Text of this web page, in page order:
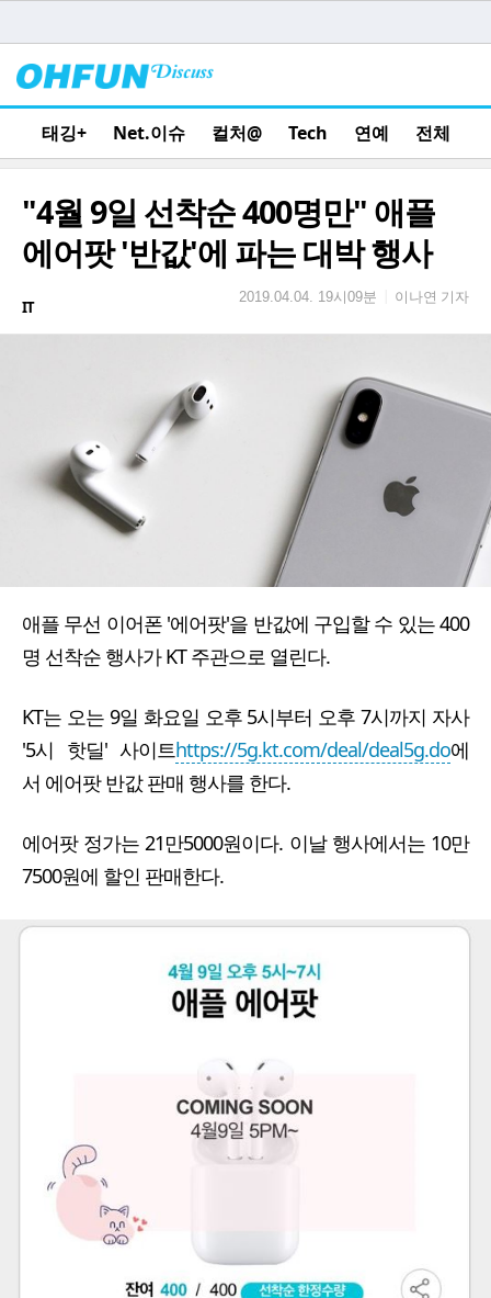
태깅+ Net.이슈 컬처@ Tech 연예 전체
"4월 9일 선착순 400명만" 애플
에어팟 '반값'에 파는 대박 행사
IT
2019.04.04. 19시09분 이나연 기자
애플 무선 이어폰 '에어팟'을 반값에 구입할 수 있는 400
명 선착순 행사가 KT 주관으로 열린다.
KT는 오는 9일 화요일 오후 5시부터 오후 7시까지 자사
'5시 핫딜' 사이트https://5g.kt.com/deal/deal5g.do에
서 에어팟 반값 판매 행사를 한다.
에어팟 정가는 21만5000원이다. 이날 행사에서는 10만
7500원에 할인 판매한다.